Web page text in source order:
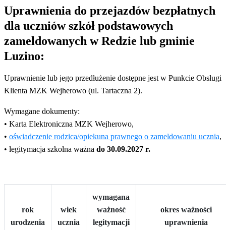
Uprawnienia do przejazdów bezpłatnych
dla uczniów szkół podstawowych
zameldowanych w Redzie lub gminie
Luzino:
Uprawnienie lub jego przedłużenie dostępne jest w Punkcie Obsługi
Klienta MZK Wejherowo (ul. Tartaczna 2).
Wymagane dokumenty:
• Karta Elektroniczna MZK Wejherowo,
• oświadczenie rodzica/opiekuna prawnego o zameldowaniu ucznia,
• legitymacja szkolna ważna do 30.09.2027 r.
rok
urodzenia
wiek
ucznia
wymagana
ważność
legitymacji
okres ważności
uprawnienia